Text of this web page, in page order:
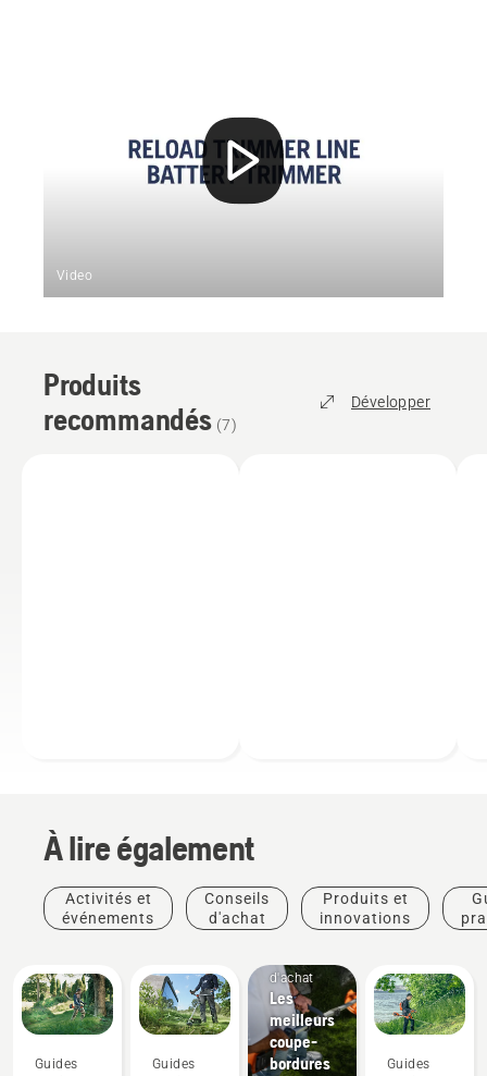
Video
Produits
recommandés (7)
Développer
À lire également
Activités et
événements
Conseils
d'achat
Produits et
innovations
Guides
Guides
d'achat
Les
meilleurs
coupe-
bordures
Guides